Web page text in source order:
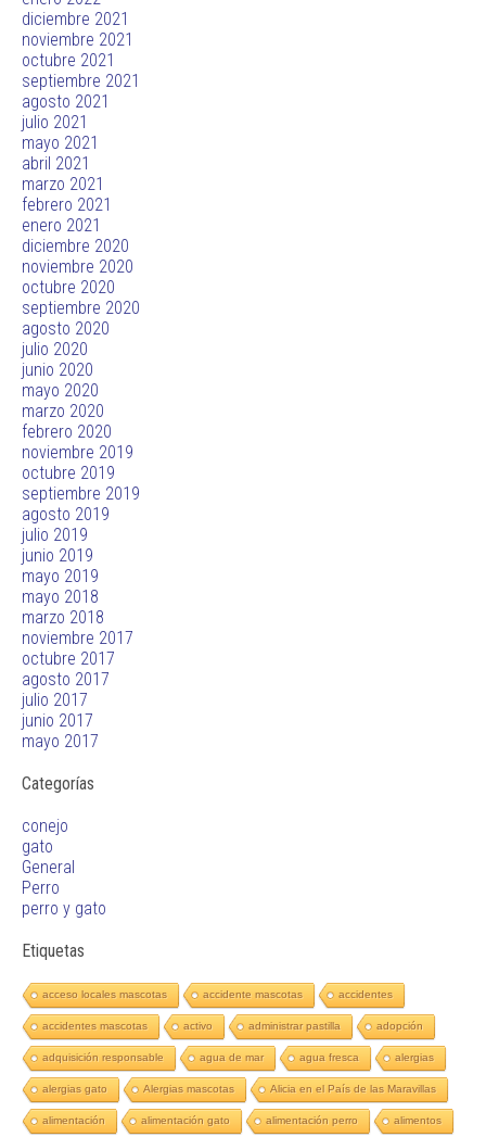
diciembre 2021
noviembre 2021
octubre 2021
septiembre 2021
agosto 2021
julio 2021
mayo 2021
abril 2021
marzo 2021
febrero 2021
enero 2021
diciembre 2020
noviembre 2020
octubre 2020
septiembre 2020
agosto 2020
julio 2020
junio 2020
mayo 2020
marzo 2020
febrero 2020
noviembre 2019
octubre 2019
septiembre 2019
agosto 2019
julio 2019
junio 2019
mayo 2019
mayo 2018
marzo 2018
noviembre 2017
octubre 2017
agosto 2017
julio 2017
junio 2017
mayo 2017
Categorías
conejo
gato
General
Perro
perro y gato
Etiquetas
acceso locales mascotas accidente mascotas accidentes
accidentes mascotas activo administrar pastilla adopción
adquisición responsable agua de mar agua fresca alergias
alergias gato Alergias mascotas Alicia en el País de las Maravillas
alimentación alimentación gato alimentación perro alimentos